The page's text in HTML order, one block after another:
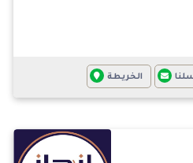
الخريطة